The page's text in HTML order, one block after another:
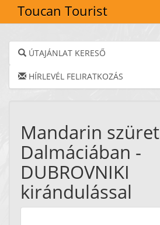
Toucan Tourist
ÚTAJÁNLAT KERESŐ
HÍRLEVÉL FELIRATKOZÁS
Mandarin szüret
Dalmáciában -
DUBROVNIKI
kirándulással